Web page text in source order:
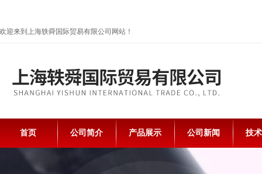
欢迎来到上海轶舜国际贸易有限公司网站！
首页 公司简介 产品展示 公司新闻 技